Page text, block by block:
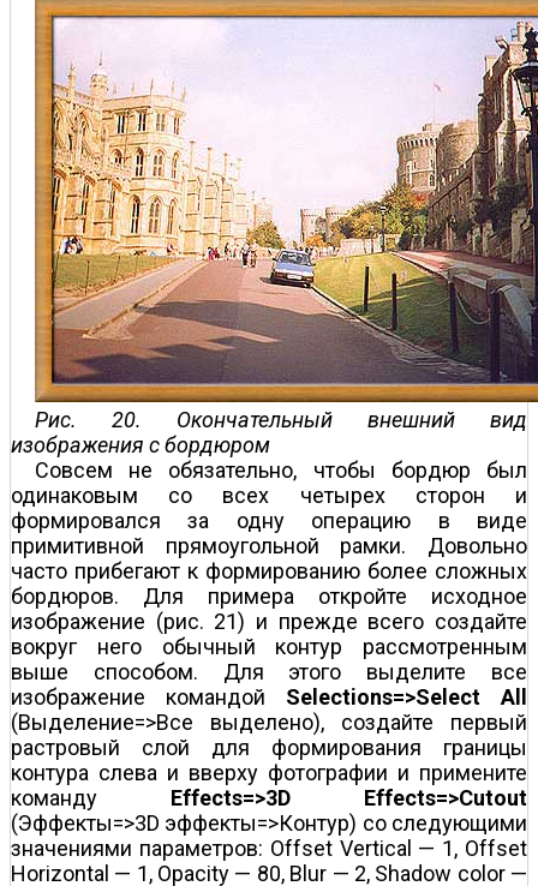
Рис. 20. Окончательный внешний вид
изображения с бордюром
Совсем не обязательно, чтобы бордюр был
одинаковым со всех четырех сторон и
формировался за одну операцию в виде
примитивной прямоугольной рамки. Довольно
часто прибегают к формированию более сложных
бордюров. Для примера откройте исходное
изображение (рис. 21) и прежде всего создайте
вокруг него обычный контур рассмотренным
выше способом. Для этого выделите все
изображение командой Selections=>Select All
(Выделение=>Все выделено), создайте первый
растровый слой для формирования границы
контура слева и вверху фотографии и примените
команду Effects=>3D Effects=>Cutout
(Эффекты=>3D эффекты=>Контур) со следующими
значениями параметров: Offset Vertical — 1, Offset
Horizontal — 1, Opacity — 80, Blur — 2, Shadow color —